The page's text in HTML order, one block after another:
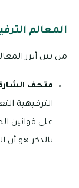
المعالم
من بين أبرز
متحف
الترفيهية
على قوانين
بالذكر هو أن